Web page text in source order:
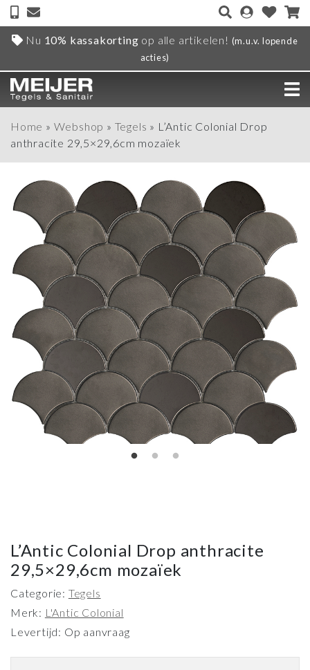
Nu 10% kassakorting op alle artikelen! (m.u.v. lopende
acties)
Home » Webshop » Tegels » L’Antic Colonial Drop
anthracite 29,5×29,6cm mozaïek
L’Antic Colonial Drop anthracite
29,5×29,6cm mozaïek
Categorie: Tegels
Merk: L'Antic Colonial
Levertijd: Op aanvraag